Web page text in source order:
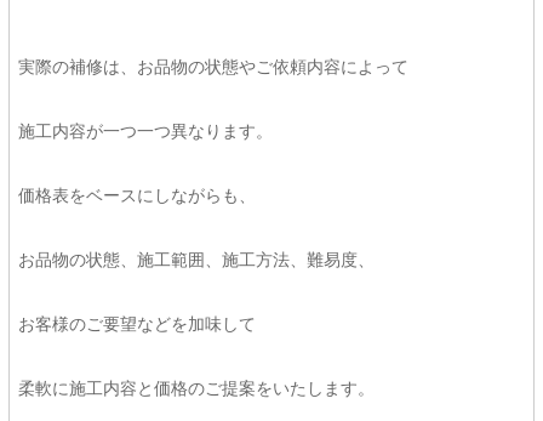
実際の補修は、お品物の状態やご依頼内容によって
施工内容が一つ一つ異なります。
価格表をベースにしながらも、
お品物の状態、施工範囲、施工方法、難易度、
お客様のご要望などを加味して
柔軟に施工内容と価格のご提案をいたします。